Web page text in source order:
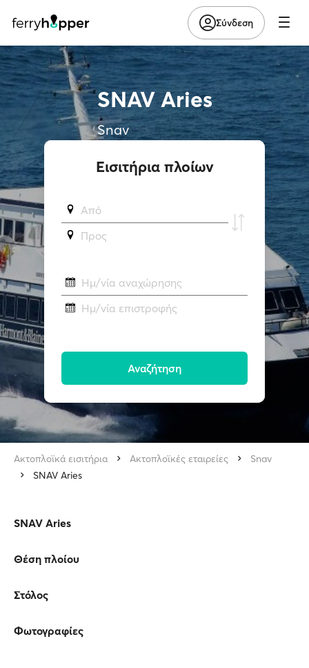
Σύνδεση
SNAV Aries
Snav
Εισιτήρια πλοίων
Από
Προς
Ημ/νία αναχώρησης
Ημ/νία επιστροφής
Αναζήτηση
Ακτοπλοϊκά εισιτήρια Ακτοπλοϊκές εταιρείες
Snav
SNAV Aries
SNAV Aries
Θέση πλοίου
Στόλος
Φωτογραφίες